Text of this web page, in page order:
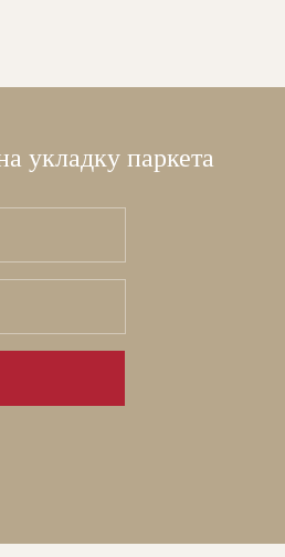
укладку паркета